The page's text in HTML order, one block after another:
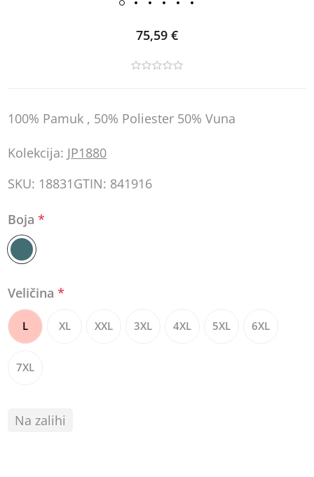
75,59 €
100% Pamuk , 50% Poliester 50% Vuna
Kolekcija: JP1880
SKU: 18831GTIN: 841916
Boja*
Veličina*
L XL XXL 3XL 4XL 5XL 6XL
7XL
Na zalihi